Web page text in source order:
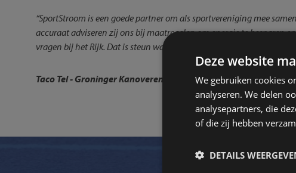
Mijn SportStroom
“SportStroom is een goede partner om als sportvereniging mee
accuraat adviseren zij ons bij maatregelen om energie te besparen
vragen bij het Rijk. Dat is steun waar wij als vereniging geld mee
Taco Tel- Groninger Kanovereniging - 22-11-2016
Deze website
We gebruiken cookies
analyseren. We delen
analysepartners, die
of die zij hebben
DETAILS